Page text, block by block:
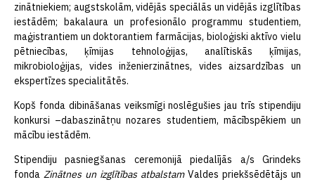
zinātniekiem; augstskolām, vidējās speciālās un vidējās izglītības
iestādēm; bakalaura un profesionālo programmu studentiem,
maģistrantiem un doktorantiem farmācijas, bioloģiski aktīvo vielu
pētniecības, ķīmijas tehnoloģijas, analītiskās ķīmijas,
mikrobioloģijas, vides inženierzinātnes, vides aizsardzības un
ekspertīzes specialitātēs.
Kopš fonda dibināšanas veiksmīgi noslēgušies jau trīs stipendiju
konkursi –dabaszinātņu nozares studentiem, mācībspēkiem un
mācību iestādēm.
Stipendiju pasniegšanas ceremonijā piedalījās a/s Grindeks
fonda Zinātnes un izglītības atbalstamValdes priekšsēdētājs un